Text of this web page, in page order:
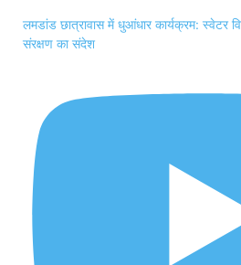
लमडांड छात्रावास में धुआंधार कार्यक्रम: स्वेटर
संरक्षण का संदेश